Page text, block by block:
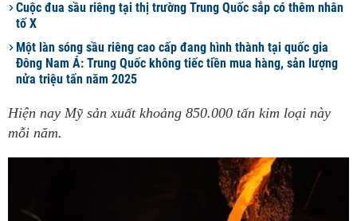
Cuộc đua sầu riêng tại thị trường Trung Quốc sắp có thêm nhân
tố X
Một làn sóng sầu riêng cao cấp đang hình thành tại quốc gia
Đông Nam Á: Trung Quốc không tiếc tiền mua hàng, sản lượng
nửa triệu tấn năm 2025
Hiện nay Mỹ sản xuất khoảng 850.000 tấn kim loại này
mỗi năm.